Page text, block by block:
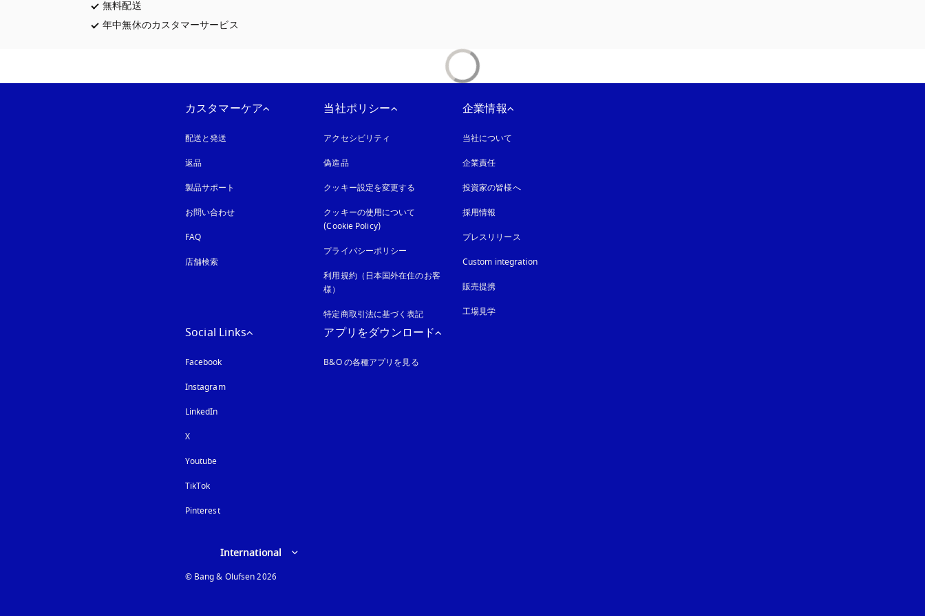
無料配送
年中無休のカスタマーサービス
カスタマーケア
配送と発送
返品
製品サポート
お問い合わせ
FAQ
店舗検索
当社ポリシー
アクセシビリティ
新しいタブに表示されます
偽造品新しいタブに表示されます
クッキー設定を変更する
クッキーの使用について
(Cookie Policy)新しいタブに表示されます
プライバシーポリシー
利用規約（日本国外在住のお客
様）
特定商取引法に基づく表記 新しいタブに表示されます
企業情報
当社について
企業責任
投資家の皆様へ
採用情報
プレスリリース
Custom integration
販売提携
工場見学
Social Links
Facebook
Instagram新しいタブに表示されます
LinkedIn
X
Youtube
TikTok
Pinterest
アプリをダウンロード
B&O の各種アプリを見る
Select country and language
International
© Bang & Olufsen 2026